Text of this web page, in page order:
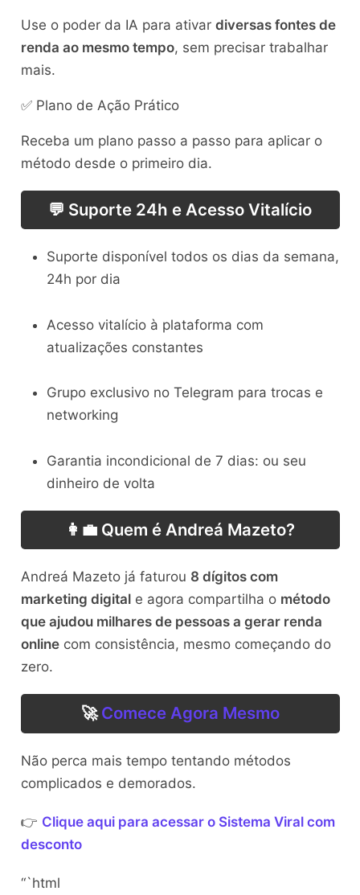
Use o poder da IA para ativar diversas fontes de
renda ao mesmo tempo, sem precisar trabalhar
mais.
✅ Plano de Ação Prático
Receba um plano passo a passo para aplicar o
método desde o primeiro dia.
💬 Suporte 24h e Acesso Vitalício
Suporte disponível todos os dias da semana,
24h por dia
Acesso vitalício à plataforma com
atualizações constantes
Grupo exclusivo no Telegram para trocas e
networking
Garantia incondicional de 7 dias: ou seu
dinheiro de volta
👩‍💼 Quem é Andreá Mazeto?
Andreá Mazeto já faturou 8 dígitos com
marketing digitale agora compartilha o método
que ajudou milhares de pessoas a gerar renda
onlinecom consistência, mesmo começando do
zero.
🚀Comece Agora Mesmo
Não perca mais tempo tentando métodos
complicados e demorados.
👉 Clique aqui para acessar o Sistema Viral com
desconto
“`html